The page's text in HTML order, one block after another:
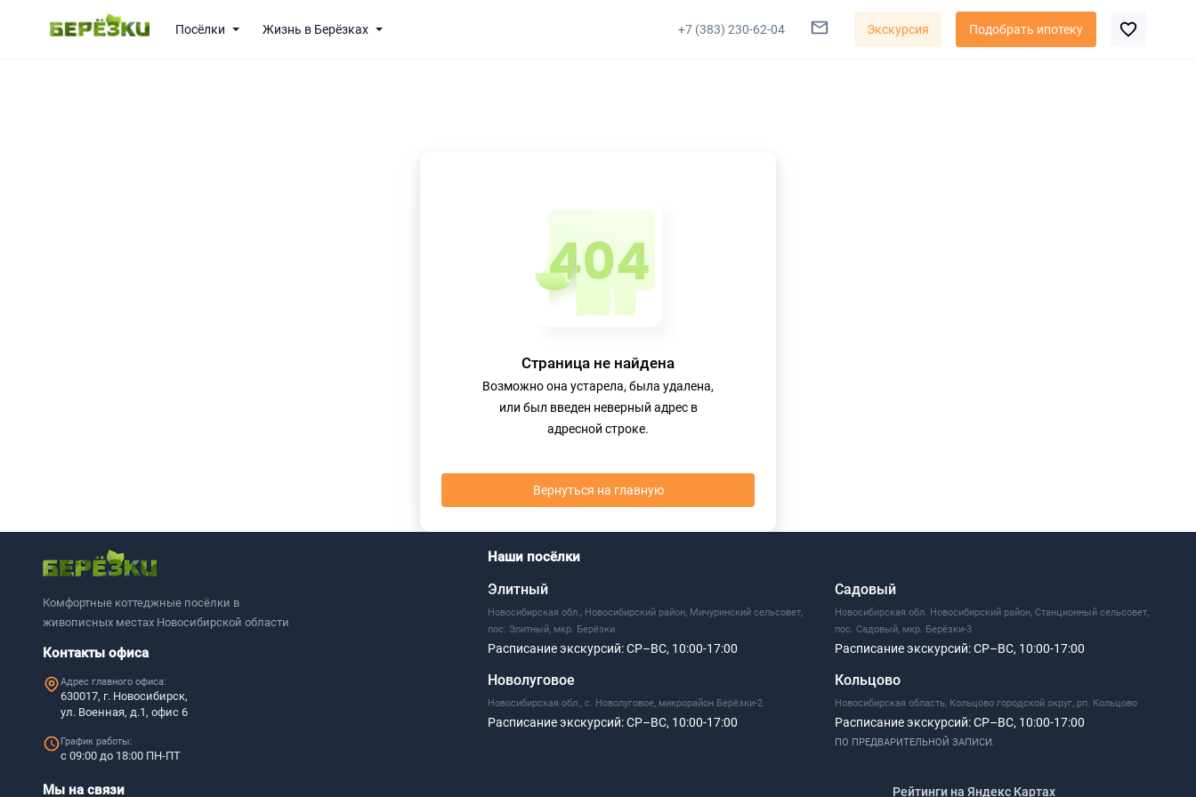
Посёлки Жизнь в Берёзках +7 (383) 230-62-04 Экскурсия Подобрать ипотеку
Страница не найдена
Возможно она устарела, была удалена,
или был введен неверный адрес в
адресной строке.
Вернуться на главную
Комфортные коттеджные посёлки в
живописных местах Новосибирской области
Контакты офиса
Адрес главного офиса:
630017, г. Новосибирск,
ул. Военная, д.1, офис 6
График работы:
с 09:00 до 18:00 ПН-ПТ
Наши посёлки
Элитный
Новосибирская обл., Новосибирский район, Мичуринский сельсовет,
пос. Элитный, мкр. Берёзки
Расписание экскурсий:СР–ВС, 10:00-17:00
Новолуговое
Новосибирская обл., с. Новолуговое, микрорайон Берёзки-2
Расписание экскурсий:СР–ВС, 10:00-17:00
Садовый
Новосибирская обл. Новосибирский район, Станционный сельсовет,
пос. Садовый, мкр. Берёзки-3
Расписание экскурсий:СР–ВС, 10:00-17:00
Кольцово
Новосибирская область, Кольцово городской округ, рп. Кольцово
Расписание экскурсий:СР–ВС, 10:00-17:00
ПО ПРЕДВАРИТЕЛЬНОЙ ЗАПИСИ.
Мы на связи
Рейтинги на Яндекс Картах